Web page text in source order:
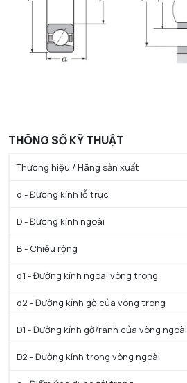
THÔNG SỐ KỸ THUẬT
Thương hiệu / Hãng sản xuất
d - Đường kính lỗ trục
D - Đường kính ngoài
B - Chiều rộng
d1 - Đường kính ngoài vòng trong
d2 - Đường kính gờ của vòng trong
D1 - Đường kính gờ/rãnh của vòng ngoài
D2 - Đường kính trong vòng ngoài